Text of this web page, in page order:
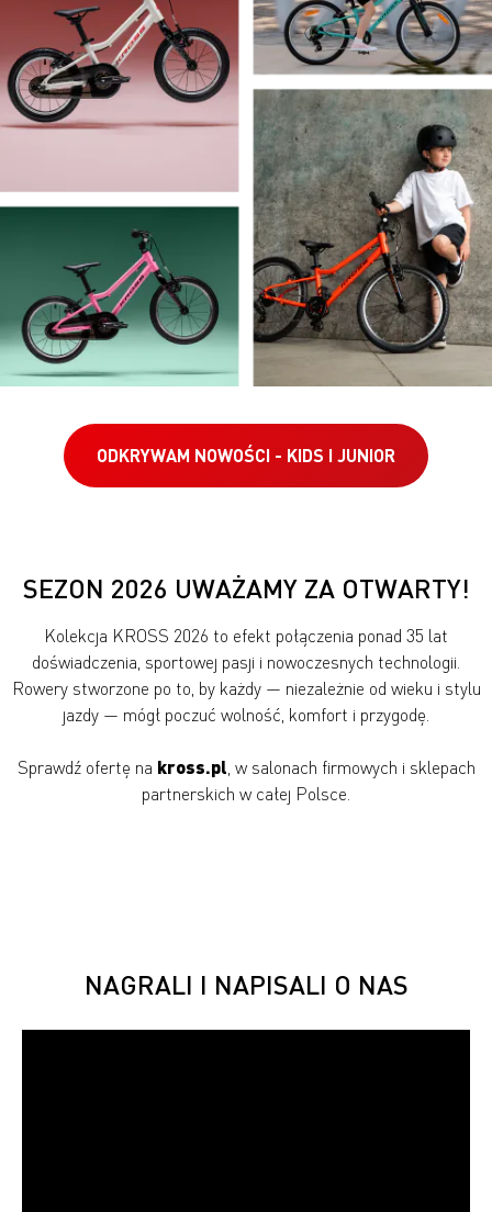
ODKRYWAM NOWOŚCI - KIDS I JUNIOR
SEZON 2026 UWAŻAMY ZA OTWARTY!
Kolekcja KROSS 2026 to efekt połączenia ponad 35 lat
doświadczenia, sportowej pasji i nowoczesnych technologii.
Rowery stworzone po to, by każdy — niezależnie od wieku i stylu
jazdy — mógł poczuć wolność, komfort i przygodę.
Sprawdź ofertę na kross.pl , w salonach firmowych i sklepach
partnerskich w całej Polsce.
NAGRALI I NAPISALI O NAS